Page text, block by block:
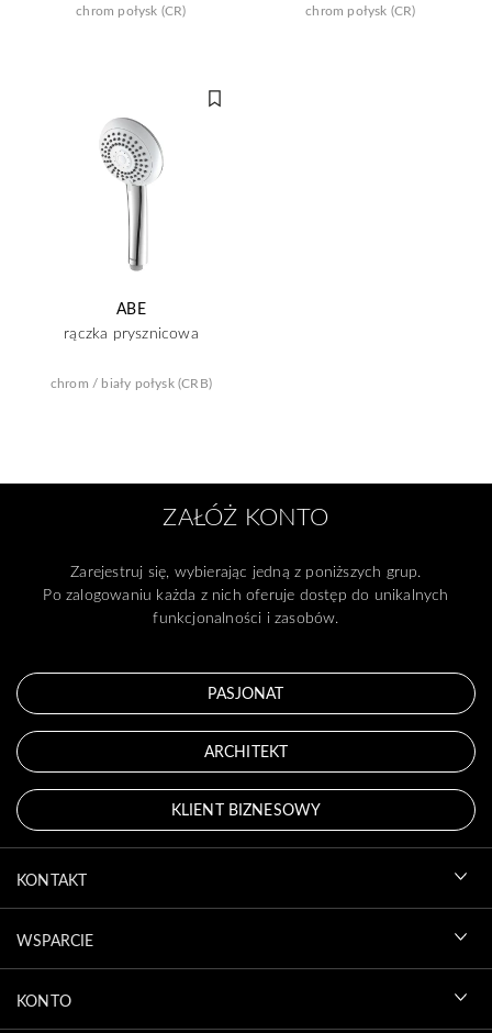
chrom połysk (CR) chrom połysk (CR)
ABE
rączka prysznicowa
chrom / biały połysk (CRB)
ZAŁÓŻ KONTO
Zarejestruj się, wybierając jedną z poniższych grup.
Po zalogowaniu każda z nich oferuje dostęp do unikalnych
funkcjonalności i zasobów.
PASJONAT
ARCHITEKT
KLIENT BIZNESOWY
KONTAKT
WSPARCIE
KONTO